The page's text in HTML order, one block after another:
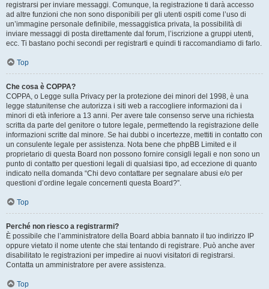
registrarsi per inviare messaggi. Comunque, la registrazione ti darà accesso
ad altre funzioni che non sono disponibili per gli utenti ospiti come l’uso di
un’immagine personale definibile, messaggistica privata, la possibilità di
inviare messaggi di posta direttamente dal forum, l’iscrizione a gruppi utenti,
ecc. Ti bastano pochi secondi per registrarti e quindi ti raccomandiamo di farlo.
Top
Che cosa è COPPA?
COPPA, o Legge sulla Privacy per la protezione dei minori del 1998, è una
legge statunitense che autorizza i siti web a raccogliere informazioni da i
minori di età inferiore a 13 anni. Per avere tale consenso serve una richiesta
scritta da parte del genitore o tutore legale, permettendo la registrazione delle
informazioni scritte dal minore. Se hai dubbi o incertezze, mettiti in contatto con
un consulente legale per assistenza. Nota bene che phpBB Limited e il
proprietario di questa Board non possono fornire consigli legali e non sono un
punto di contatto per questioni legali di qualsiasi tipo, ad eccezione di quanto
indicato nella domanda “Chi devo contattare per segnalare abusi e/o per
questioni d’ordine legale concernenti questa Board?”.
Top
Perché non riesco a registrarmi?
È possibile che l’amministratore della Board abbia bannato il tuo indirizzo IP
oppure vietato il nome utente che stai tentando di registrare. Può anche aver
disabilitato le registrazioni per impedire ai nuovi visitatori di registrarsi.
Contatta un amministratore per avere assistenza.
Top